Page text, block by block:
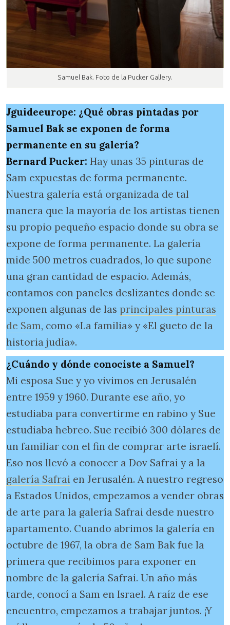
Samuel Bak. Foto de la Pucker Gallery.
Jguideeurope: ¿Qué obras pintadas por
Samuel Bak se exponen de forma
permanente en su galería?
Bernard Pucker: Hay unas 35 pinturas de
Sam expuestas de forma permanente.
Nuestra galería está organizada de tal
manera que la mayoría de los artistas tienen
su propio pequeño espacio donde su obra se
expone de forma permanente. La galería
mide 500 metros cuadrados, lo que supone
una gran cantidad de espacio. Además,
contamos con paneles deslizantes donde se
exponen algunas de las principales pinturas
de Sam, como «La familia» y «El gueto de la
historia judía».
¿Cuándo y dónde conociste a Samuel?
Mi esposa Sue y yo vivimos en Jerusalén
entre 1959 y 1960. Durante ese año, yo
estudiaba para convertirme en rabino y Sue
estudiaba hebreo. Sue recibió 300 dólares de
un familiar con el fin de comprar arte israelí.
Eso nos llevó a conocer a Dov Safrai y a la
galería Safrai en Jerusalén. A nuestro regreso
a Estados Unidos, empezamos a vender obras
de arte para la galería Safrai desde nuestro
apartamento. Cuando abrimos la galería en
octubre de 1967, la obra de Sam Bak fue la
primera que recibimos para exponer en
nombre de la galería Safrai. Un año más
tarde, conocí a Sam en Israel. A raíz de ese
encuentro, empezamos a trabajar juntos. ¡Y